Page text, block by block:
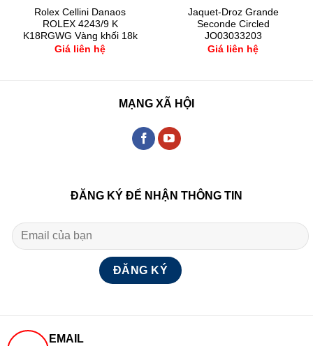
Rolex Cellini Danaos
ROLEX 4243/9 K
K18RGWG Vàng khối 18k
Giá liên hệ
Jaquet-Droz Grande
Seconde Circled
JO03033203
Giá liên hệ
MẠNG XÃ HỘI
ĐĂNG KÝ ĐỂ NHẬN THÔNG TIN
EMAIL